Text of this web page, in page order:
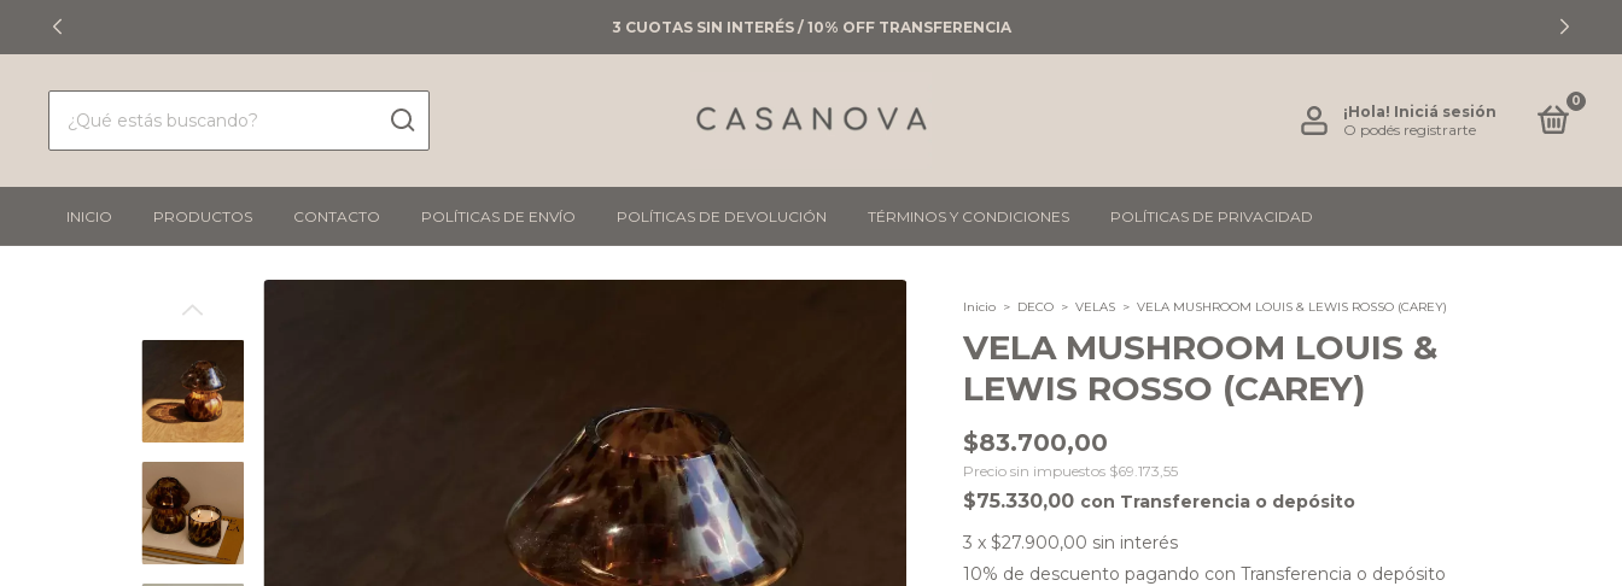
3 CUOTAS SIN INTERÉS / 10% OFF TRANSFERENCIA
¡Hola! Iniciá sesión
O podés registrarte
0
INICIO PRODUCTOS CONTACTO POLÍTICAS DE ENVÍO POLÍTICAS DE DEVOLUCIÓN TÉRMINOS Y CONDICIONES POLÍTICAS DE PRIVACIDAD
Inicio > DECO > VELAS > VELA MUSHROOM LOUIS & LEWIS ROSSO (CAREY)
VELA MUSHROOM LOUIS &
LEWIS ROSSO (CAREY)
$83.700,00
Precio sin impuestos $69.173,55
$75.330,00 con Transferencia o depósito
3 x $27.900,00 sin interés
10% de descuento pagando con Transferencia o depósito